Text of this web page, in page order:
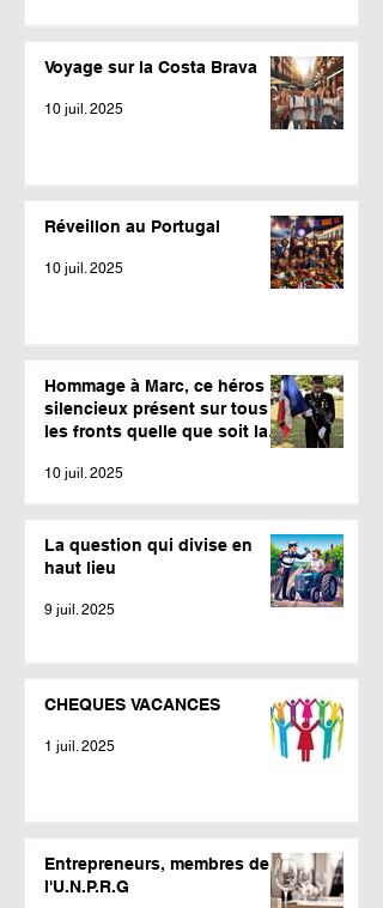
Voyage sur la Costa Brava
10 juil. 2025
Réveillon au Portugal
10 juil. 2025
Hommage à Marc, ce héros
silencieux présent sur tous
les fronts quelle que soit la
10 juil. 2025
La question qui divise en
haut lieu
9 juil. 2025
CHEQUES VACANCES
1 juil. 2025
Entrepreneurs, membres de
l'U.N.P.R.G